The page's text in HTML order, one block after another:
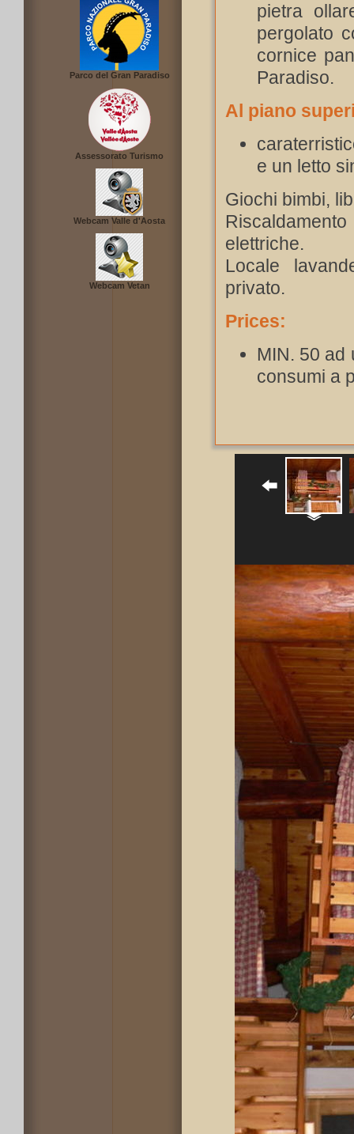
Parco del Gran Paradiso
Assessorato Turismo
Webcam Valle d'Aosta
Webcam Vetan
pietra
pergolato
cornice
Paradiso.
Al piano
e un letto
Giochi bimbi,
elettriche.
Locale
privato.
Prices:
MIN. 50 ad
consumi a